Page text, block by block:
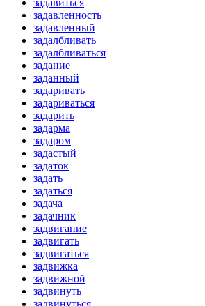
задавленность
задавленный
задалбливать
задалбливаться
задание
заданный
задаривать
задариваться
задарить
задарма
задаром
задастый
задаток
задать
задаться
задача
задачник
задвигание
задвигать
задвигаться
задвижка
задвижной
задвинуть
задвинуться